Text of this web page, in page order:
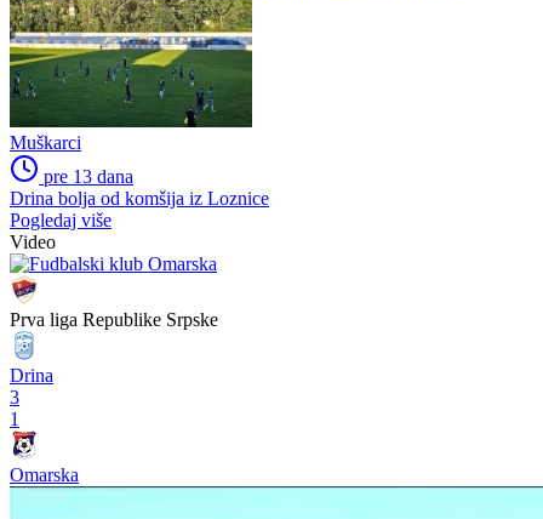
Muškarci
pre 13 dana
Drina bolja od komšija iz Loznice
Pogledaj više
Video
Prva liga Republike Srpske
Drina
3
1
Omarska